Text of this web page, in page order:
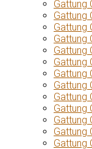
Gattung
Gattung
Gattung
Gattung
Gattung
Gattung
Gattung
Gattung
Gattung
Gattung
Gattung
Gattung
Gattung